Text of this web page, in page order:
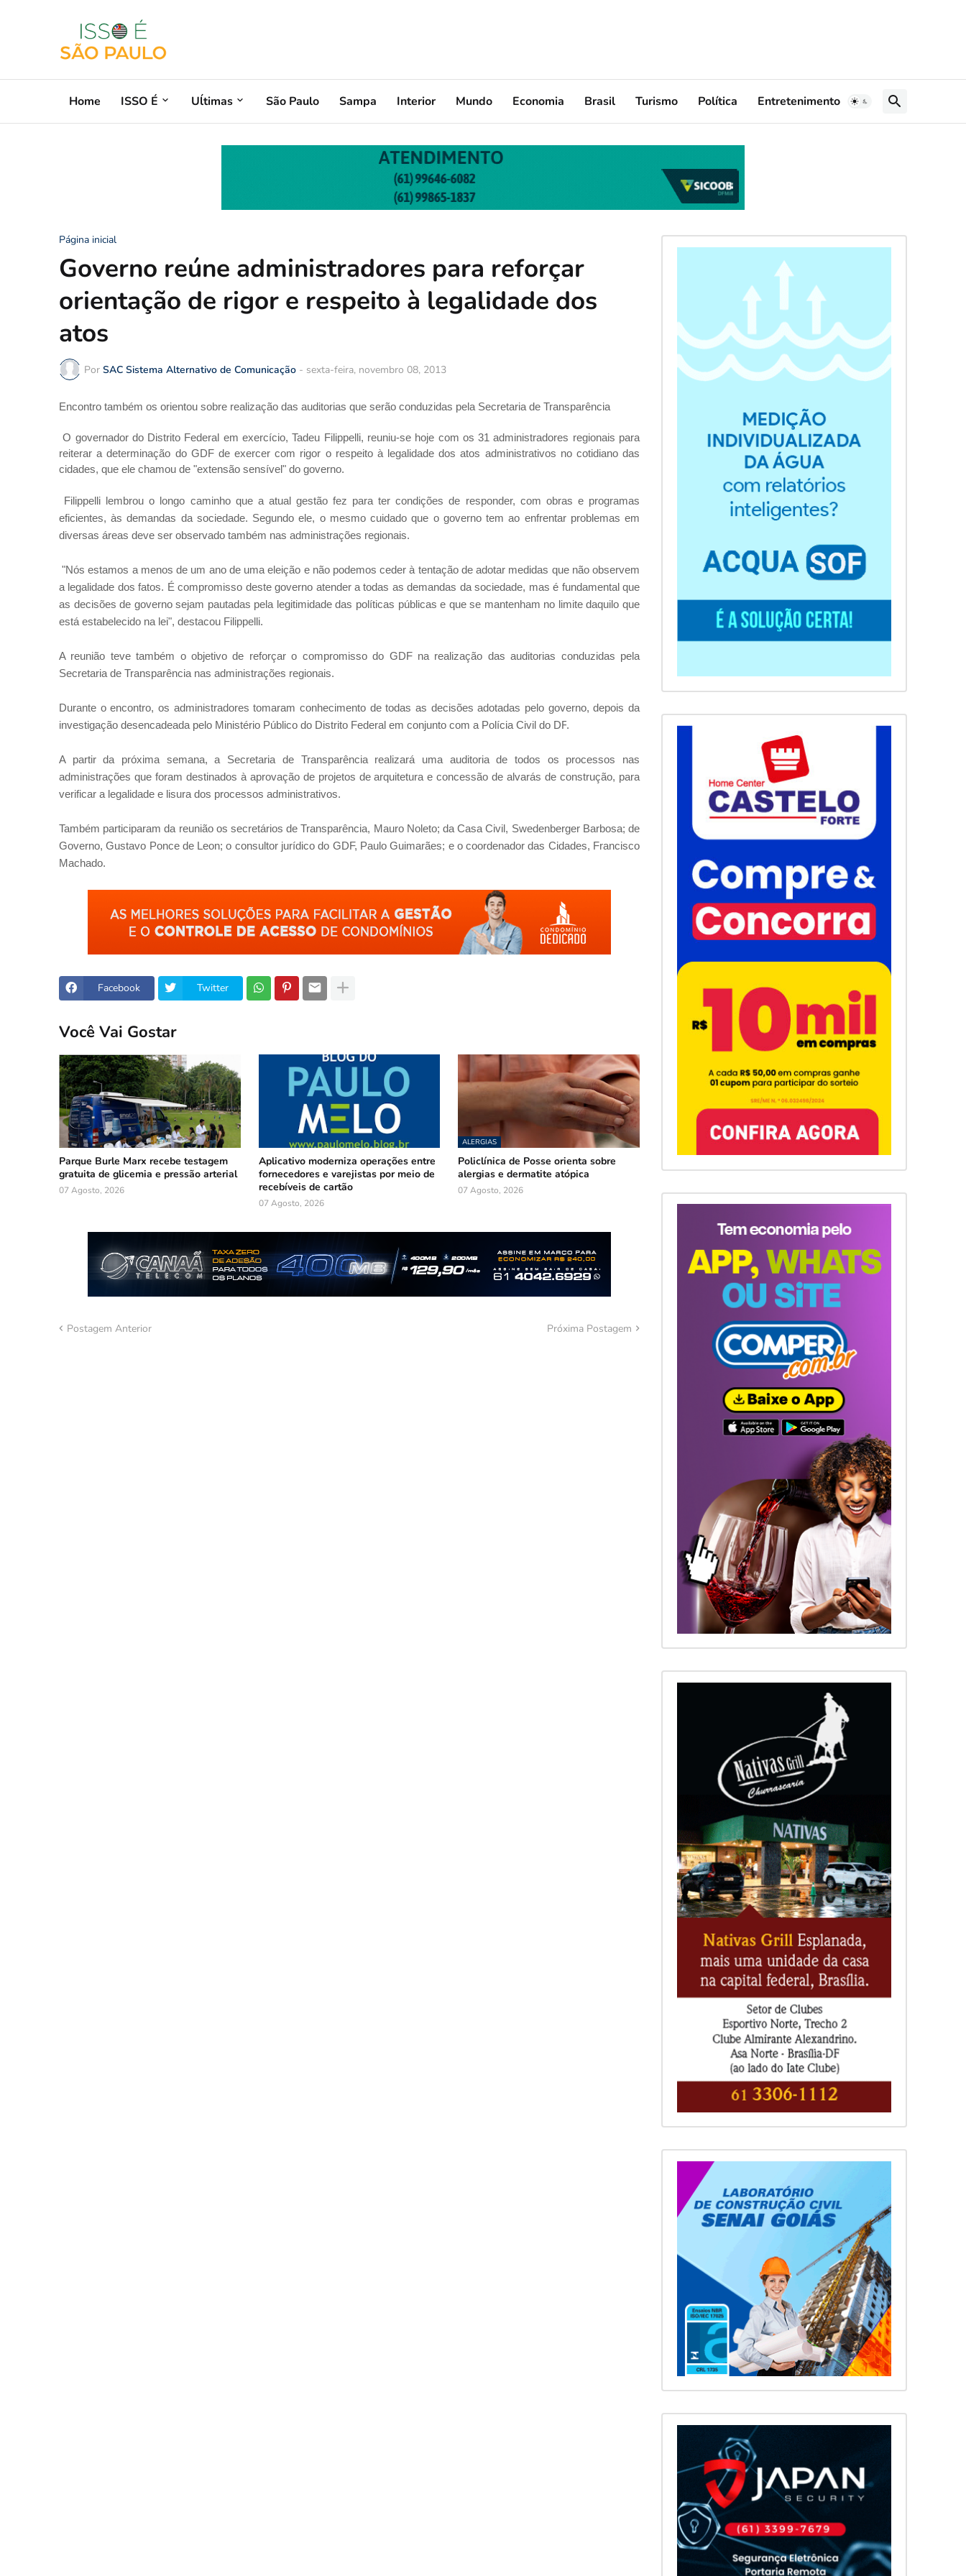
Home ISSO É Uĺtimas São Paulo Sampa Interior Mundo Economia Brasil Turismo Política Entretenimento
Página inicial
Governo reúne administradores para reforçar
orientação de rigor e respeito à legalidade dos
atos
Por SAC Sistema Alternativo de Comunicação - sexta-feira, novembro 08, 2013
Encontro também os orientou sobre realização das auditorias que serão conduzidas pela Secretaria de Transparência
O governador do Distrito Federal em exercício, Tadeu Filippelli, reuniu-se hoje com os 31 administradores regionais para
reiterar a determinação do GDF de exercer com rigor o respeito à legalidade dos atos administrativos no cotidiano das
cidades, que ele chamou de "extensão sensível" do governo.
Filippelli lembrou o longo caminho que a atual gestão fez para ter condições de responder, com obras e programas
eficientes, às demandas da sociedade. Segundo ele, o mesmo cuidado que o governo tem ao enfrentar problemas em
diversas áreas deve ser observado também nas administrações regionais.
"Nós estamos a menos de um ano de uma eleição e não podemos ceder à tentação de adotar medidas que não observem
a legalidade dos fatos. É compromisso deste governo atender a todas as demandas da sociedade, mas é fundamental que
as decisões de governo sejam pautadas pela legitimidade das políticas públicas e que se mantenham no limite daquilo que
está estabelecido na lei", destacou Filippelli.
A reunião teve também o objetivo de reforçar o compromisso do GDF na realização das auditorias conduzidas pela
Secretaria de Transparência nas administrações regionais.
Durante o encontro, os administradores tomaram conhecimento detodas as decisões adotadas pelo governo, depois da
investigação desencadeada pelo Ministério Público do Distrito Federal em conjunto com a Polícia Civil do DF.
A partir da próxima semana, a Secretaria de Transparência realizará uma auditoria de todos os processos nas
administrações que foram destinados à aprovação de projetos de arquitetura e concessão de alvarás de construção, para
verificar a legalidade e lisura dos processos administrativos.
Também participaram da reunião os secretários de Transparência, Mauro Noleto; da Casa Civil, Swedenberger Barbosa; de
Governo, Gustavo Ponce de Leon; o consultor jurídico do GDF, Paulo Guimarães; e o coordenador das Cidades, Francisco
Machado.
Facebook Twitter
Você Vai Gostar
Parque Burle Marx recebe testagem
gratuita de glicemia e pressão arterial
07 Agosto, 2026
Aplicativo moderniza operações entre
fornecedores e varejistas por meio de
recebíveis de cartão
07 Agosto, 2026
ALERGIAS
Policlínica de Posse orienta sobre
alergias e dermatite atópica
07 Agosto, 2026
Postagem Anterior Próxima Postagem